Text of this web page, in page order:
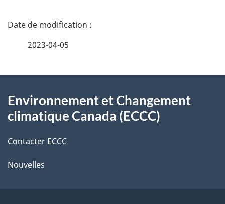
D
i
s
d
2023-04-05
propos
ce
site
Environnement et Changement
climatique Canada (ECCC)
Contacter ECCC
Nouvelles